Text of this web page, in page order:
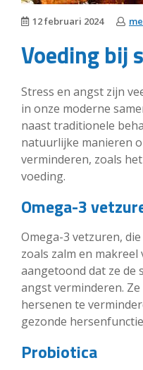
12 februari 2024
Voeding bij
Stress en angst zijn
in onze moderne
naast traditionele
natuurlijke manieren
verminderen, zoals
voeding.
Omega-3
Omega-3 vetzuren,
zoals zalm en
aangetoond dat ze de
angst verminderen.
hersenen te
gezonde
Probiotica